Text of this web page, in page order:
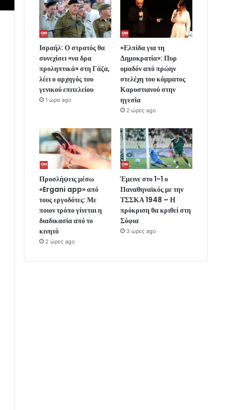
Ισραήλ: Ο στρατός θα
συνεχίσει «να δρα
προληπτικά» στη Γάζα,
λέει ο αρχηγός του
γενικού επιτελείου
1 ώρα ago
«Ελπίδα για τη
Δημοκρατία»: Πυρ
ομαδόν από πρώην
στελέχη του κόμματος
Καρυστιανού στην
ηγεσία
2 ώρες ago
Προσλήψεις μέσω
«Ergani app» από
τους εργοδότες: Με
ποιον τρόπο γίνεται η
διαδικασία από το
κινητό
2 ώρες ago
Έμεινε στο 1-1 ο
Παναθηναϊκός με την
ΤΣΣΚΑ 1948 – Η
πρόκριση θα κριθεί στη
Σόφια
3 ώρες ago